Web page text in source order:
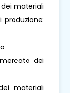
materiali
produzione:
dei
materiali